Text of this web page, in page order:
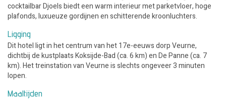
cocktailbar Djoels biedt een warm interieur met parketvloer, hoge
plafonds, luxueuze gordijnen en schitterende kroonluchters.
Ligging
Dit hotel ligt in het centrum van het 17e-eeuws dorp Veurne,
dichtbij de kustplaats Koksijde-Bad (ca. 6 km) en De Panne (ca. 7
km). Het treinstation van Veurne is slechts ongeveer 3 minuten
lopen.
Maaltijden